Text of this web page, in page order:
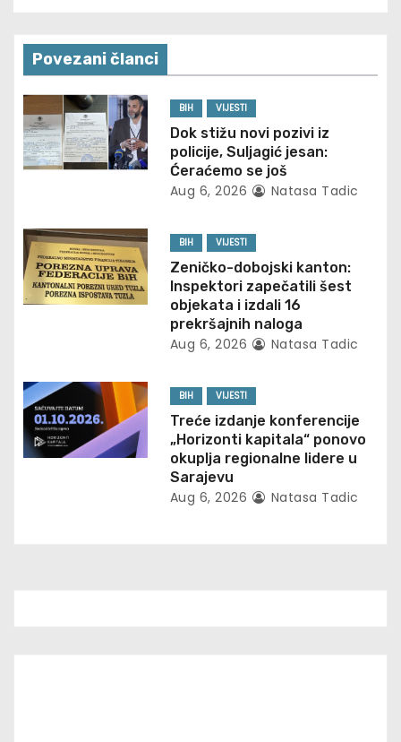
t
n
a
v
g
a
o
n
Povezani članci
BIH VIJESTI
Dok stižu novi pozivi iz
policije, Suljagić jesan:
Ćeraćemo se još
Aug 6, 2026 Natasa Tadic
BIH VIJESTI
Zeničko-dobojski kanton:
Inspektori zapečatili šest
objekata i izdali 16
prekršajnih naloga
Aug 6, 2026 Natasa Tadic
BIH VIJESTI
Treće izdanje konferencije
„Horizonti kapitala“ ponovo
okuplja regionalne lidere u
Sarajevu
Aug 6, 2026 Natasa Tadic